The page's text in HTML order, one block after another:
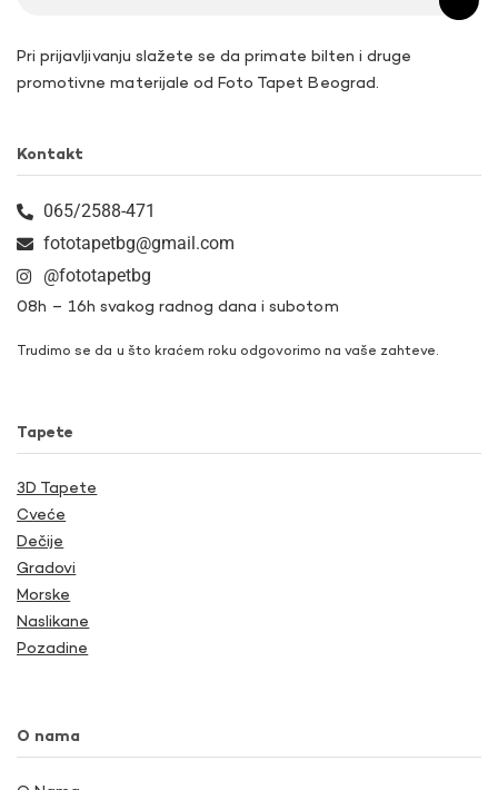
Pri prijavljivanju slažete se da primate bilten i druge
promotivne materijale od Foto Tapet Beograd.
Kontakt
065/2588-471
fototapetbg@gmail.com
@fototapetbg
08h – 16h svakog radnog dana i subotom
Trudimo se da u što kraćem roku odgovorimo na vaše zahteve.
Tapete
3D Tapete
Cveće
Dečije
Gradovi
Morske
Naslikane
Pozadine
O nama